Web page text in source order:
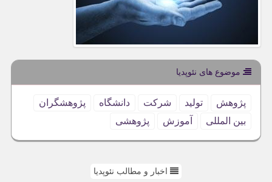
موضوع های نئوپدیا
پژوهش تولید شركت دانشگاه
پژوهشگران
بین المللی
آموزش پژوهشی
اخبار و مطالب نئوپدیا